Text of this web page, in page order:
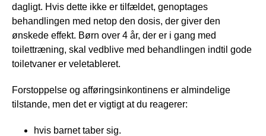
dagligt. Hvis dette ikke er tilfældet, genoptages
behandlingen med netop den dosis, der giver den
ønskede effekt. Børn over 4 år, der er i gang med
toilettræning, skal vedblive med behandlingen indtil gode
toiletvaner er veletableret.
Forstoppelse og afføringsinkontinens er almindelige
tilstande, men det er vigtigt at du reagerer:
hvis barnet taber sig.